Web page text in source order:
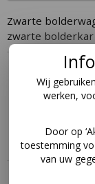
Zwarte
zwarte
Omschrijving
Zwarte
De zwarte
model.
Wij
werken,
Door op
toestemming
van uw